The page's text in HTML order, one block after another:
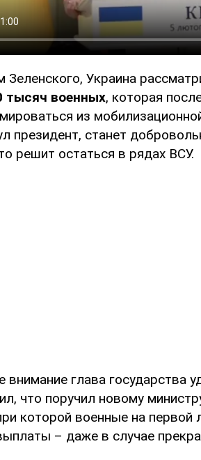
Зеленского, Украина
тысяч военных, которая
из
президент, станет
решит остаться в рядах ВСУ.
внимание глава государства
что поручил новому
которой военные на первой
– даже в случае